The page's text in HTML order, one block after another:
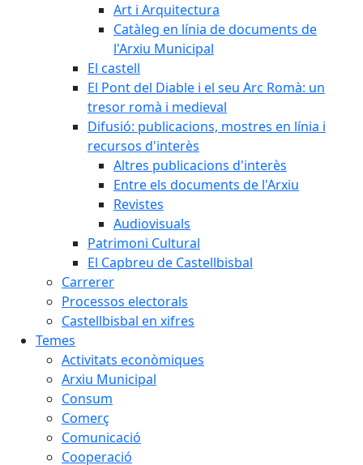
Art i Arquitectura
Catàleg en línia de documents de
l'Arxiu Municipal
El castell
El Pont del Diable i el seu Arc Romà: un
tresor romà i medieval
Difusió: publicacions, mostres en línia i
recursos d'interès
Altres publicacions d'interès
Entre els documents de l'Arxiu
Revistes
Audiovisuals
Patrimoni Cultural
El Capbreu de Castellbisbal
Carrerer
Processos electorals
Castellbisbal en xifres
Temes
Activitats econòmiques
Arxiu Municipal
Consum
Comerç
Comunicació
Cooperació